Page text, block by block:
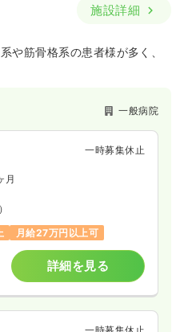
施設詳細
や筋骨格系の患者様が多く、
一般病院
一時募集休止
月
月給27万円以上可
詳細を見る